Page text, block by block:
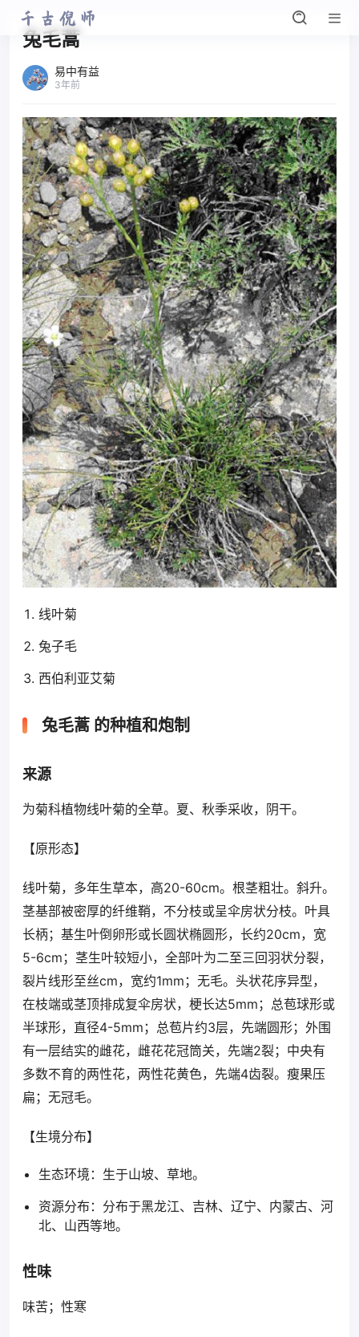
兔毛蒿
易中有益
3年前
线叶菊
兔子毛
西伯利亚艾菊
兔毛蒿 的种植和炮制
来源
为菊科植物线叶菊的全草。夏、秋季采收，阴干。
【原形态】
线叶菊，多年生草本，高20-60cm。根茎粗壮。斜升。
茎基部被密厚的纤维鞘，不分枝或呈伞房状分枝。叶具
长柄；基生叶倒卵形或长圆状椭圆形，长约20cm，宽
5-6cm；茎生叶较短小，全部叶为二至三回羽状分裂，
裂片线形至丝cm，宽约1mm；无毛。头状花序异型，
在枝端或茎顶排成复伞房状，梗长达5mm；总苞球形或
半球形，直径4-5mm；总苞片约3层，先端圆形；外围
有一层结实的雌花，雌花花冠筒关，先端2裂；中央有
多数不育的两性花，两性花黄色，先端4齿裂。瘦果压
扁；无冠毛。
【生境分布】
生态环境：生于山坡、草地。
资源分布：分布于黑龙江、吉林、辽宁、内蒙古、河
北、山西等地。
性味
味苦；性寒